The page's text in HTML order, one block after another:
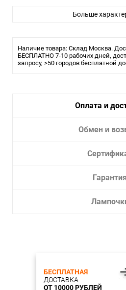
Больше
Наличие товара: Склад Москва.
БЕСПЛАТНО 7-10 рабочих дней,
запросу, >50 городов бесплатной
Оплата и
Обмен и
Гарантия
БЕСПЛАТНАЯ
ДОСТАВКА
ОТ 10000 РУБЛЕЙ